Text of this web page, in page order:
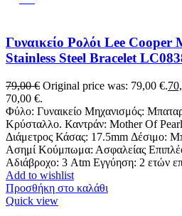
Γυναικείο Ρολόι Lee
Stainless Steel Bracelet
79,00€ Original price was: 79,00 €.
70,00 €.
Φύλο: Γυναικείο Μηχανισμός:
Κρύσταλλο. Καντράν: Mother Of
Διάμετρος Κάσας: 17.5mm Δέσιμο:
Ασημί Κούμπωμα: Ασφαλείας
Αδιάβροχο: 3 Atm Εγγύηση: 2 ετών
Add to wishlist
Προσθήκη στο καλάθι
Quick view